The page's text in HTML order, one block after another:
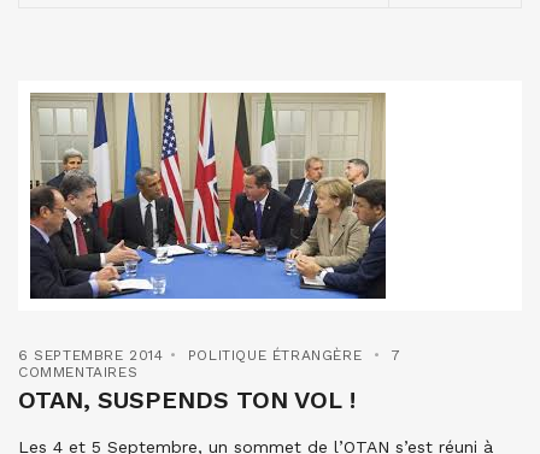
6 SEPTEMBRE 2014 POLITIQUE ÉTRANGÈRE
7
COMMENTAIRES
OTAN, SUSPENDS TON VOL !
Les 4 et 5 Septembre, un sommet de l’OTAN s’est réuni à